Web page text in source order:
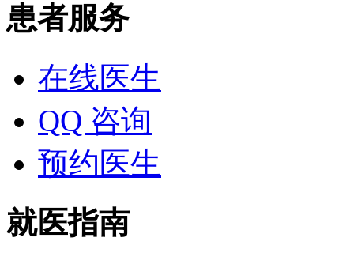
患者服务
在线医生
QQ 咨询
预约医生
就医指南